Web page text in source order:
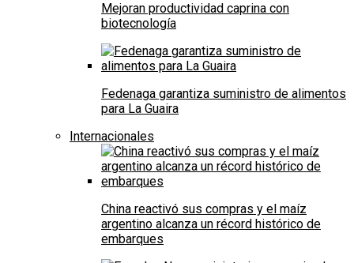
Mejoran productividad caprina con
biotecnología
Fedenaga garantiza suministro de alimentos
para La Guaira
Internacionales
China reactivó sus compras y el maíz
argentino alcanza un récord histórico de
embarques